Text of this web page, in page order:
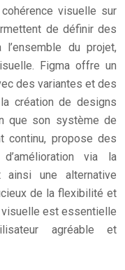
visuelle sur
de définir des
du projet,
Figma offre un
des variantes et des
création de designs
que son système de
continu, propose des
via la
ainsi une alternative
de la flexibilité et
visuelle est essentielle
agréable et